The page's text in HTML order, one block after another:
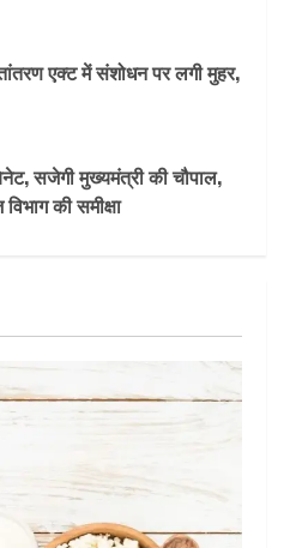
एक्ट में संशोधन पर लगी मुहर,
सजेगी मुख्यमंत्री की चौपाल,
की समीक्षा